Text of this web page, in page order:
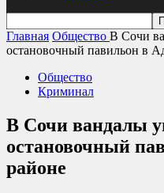
Главная Общество В Сочи
остановочный павильон в
Общество
Криминал
В Сочи вандалы
остановочный
районе